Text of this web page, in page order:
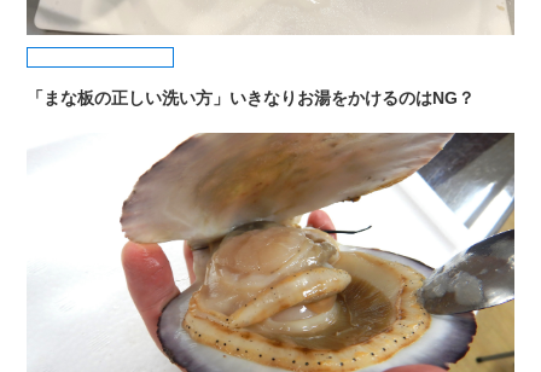
「まな板の正しい洗い方」いきなりお湯をかけるのはNG？